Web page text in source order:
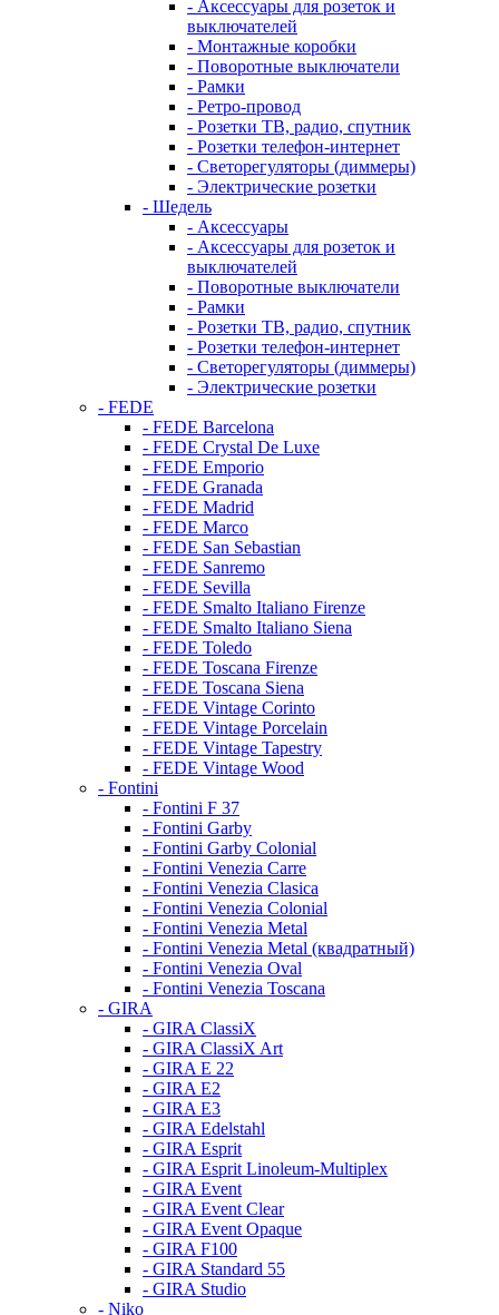
- Аксессуары для розеток и
выключателей
- Монтажные коробки
- Поворотные выключатели
- Рамки
- Ретро-провод
- Розетки ТВ, радио, спутник
- Розетки телефон-интернет
- Светорегуляторы (диммеры)
- Электрические розетки
- Шедель
- Аксессуары
- Аксессуары для розеток и
выключателей
- Поворотные выключатели
- Рамки
- Розетки ТВ, радио, спутник
- Розетки телефон-интернет
- Светорегуляторы (диммеры)
- Электрические розетки
- FEDE
- FEDE Barcelona
- FEDE Crystal De Luxe
- FEDE Emporio
- FEDE Granada
- FEDE Madrid
- FEDE Marco
- FEDE San Sebastian
- FEDE Sanremo
- FEDE Sevilla
- FEDE Smalto Italiano Firenze
- FEDE Smalto Italiano Siena
- FEDE Toledo
- FEDE Toscana Firenze
- FEDE Toscana Siena
- FEDE Vintage Corinto
- FEDE Vintage Porcelain
- FEDE Vintage Tapestry
- FEDE Vintage Wood
- Fontini
- Fontini F 37
- Fontini Garby
- Fontini Garby Colonial
- Fontini Venezia Carre
- Fontini Venezia Clasica
- Fontini Venezia Colonial
- Fontini Venezia Metal
- Fontini Venezia Metal (квадратный)
- Fontini Venezia Oval
- Fontini Venezia Toscana
- GIRA
- GIRA ClassiX
- GIRA ClassiX Art
- GIRA E 22
- GIRA E2
- GIRA E3
- GIRA Edelstahl
- GIRA Esprit
- GIRA Esprit Linoleum-Multiplex
- GIRA Event
- GIRA Event Clear
- GIRA Event Opaque
- GIRA F100
- GIRA Standard 55
- GIRA Studio
- Niko